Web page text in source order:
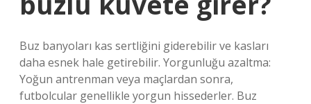
Buz banyoları kas sertliğini giderebilir ve kasları
daha esnek hale getirebilir. Yorgunluğu azaltma:
Yoğun antrenman veya maçlardan sonra,
futbolcular genellikle yorgun hissederler. Buz